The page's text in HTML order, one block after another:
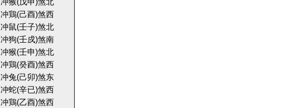
冲鶏(己酉)煞西
冲鼠(壬子)煞北
冲狗(壬戍)煞南
冲猴(壬申)煞北
冲鶏(癸酉)煞西
冲兔(己卯)煞东
冲蛇(辛已)煞西
冲鶏(乙酉)煞西